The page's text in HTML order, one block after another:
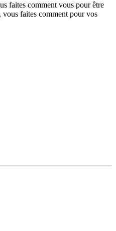
faites comment vous pour être
vous faites comment pour vos